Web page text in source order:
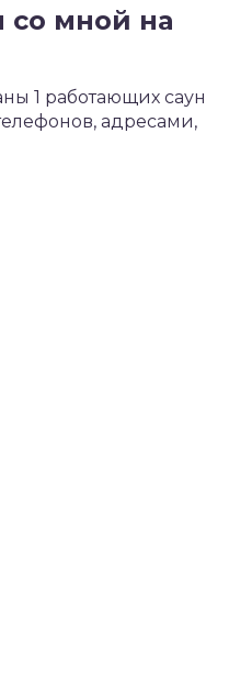
со мной на
1 работающих саун
адресами,